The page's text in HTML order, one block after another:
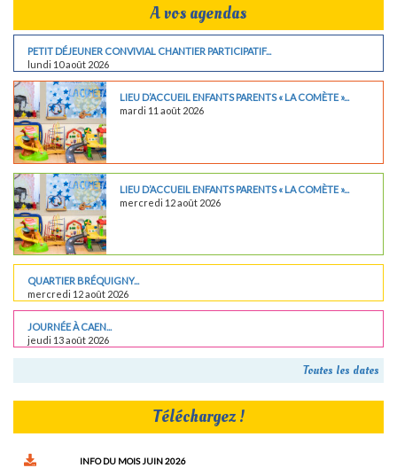
A vos agendas
PETIT DÉJEUNER CONVIVIAL CHANTIER PARTICIPATIF...
lundi 10 août 2026
LIEU D’ACCUEIL ENFANTS PARENTS « LA COMÈTE »...
mardi 11 août 2026
LIEU D’ACCUEIL ENFANTS PARENTS « LA COMÈTE »...
mercredi 12 août 2026
QUARTIER BRÉQUIGNY...
mercredi 12 août 2026
JOURNÉE À CAEN...
jeudi 13 août 2026
Toutes les dates
Téléchargez !
INFO DU MOIS JUIN 2026